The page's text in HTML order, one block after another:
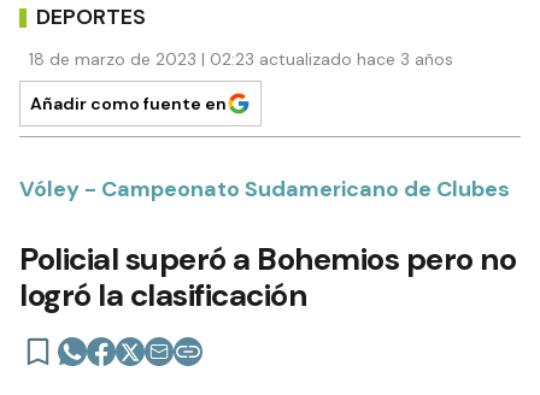
DEPORTES
18 de marzo de 2023 | 02:23 actualizado hace 3 años
Añadir como fuente en
Vóley - Campeonato Sudamericano de Clubes
Policial superó a Bohemios pero no
logró la clasificación